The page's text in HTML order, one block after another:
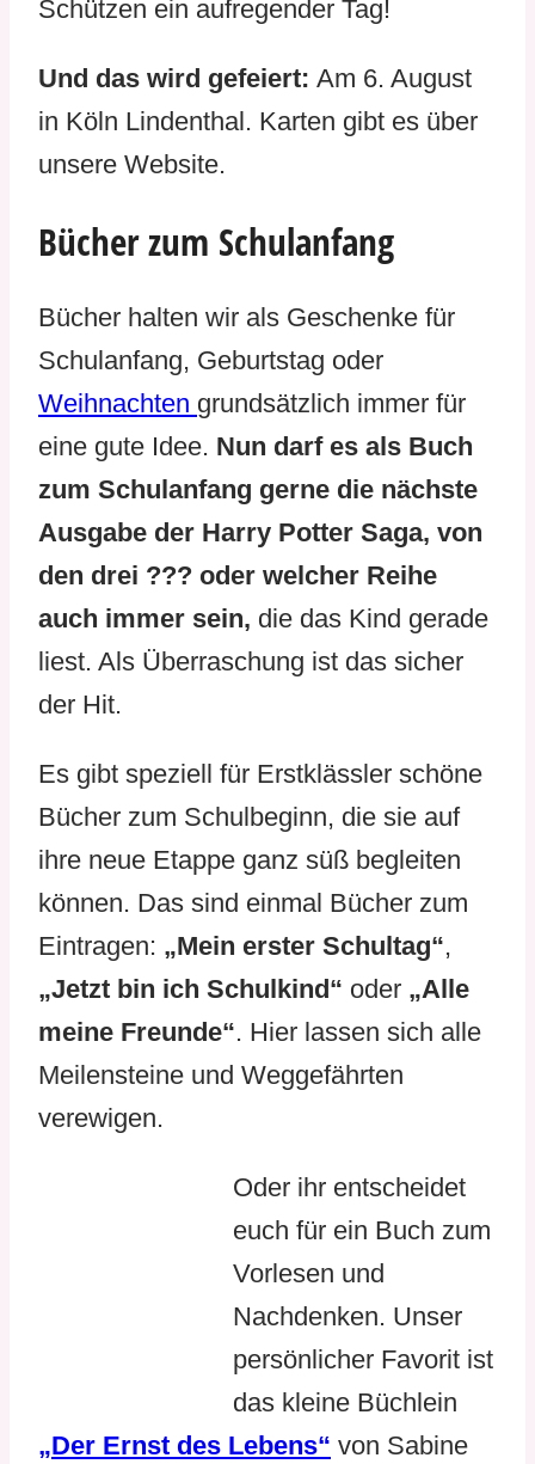
Schützen ein aufregender Tag!
Und das wird gefeiert: Am 6. August
in Köln Lindenthal. Karten gibt es über
unsere Website.
Bücher zum Schulanfang
Bücher halten wir als Geschenke für
Schulanfang, Geburtstag oder
Weihnachten grundsätzlich immer für
eine gute Idee. Nun darf es als Buch
zum Schulanfang gerne die nächste
Ausgabe der Harry Potter Saga, von
den drei ??? oder welcher Reihe
auch immer sein, die das Kind gerade
liest. Als Überraschung ist das sicher
der Hit.
Es gibt speziell für Erstklässler schöne
Bücher zum Schulbeginn, die sie auf
ihre neue Etappe ganz süß begleiten
können. Das sind einmal Bücher zum
Eintragen: „Mein erster Schultag“,
„Jetzt bin ich Schulkind“ oder „Alle
meine Freunde“. Hier lassen sich alle
Meilensteine und Weggefährten
verewigen.
Oder ihr entscheidet
euch für ein Buch zum
Vorlesen und
Nachdenken. Unser
persönlicher Favorit ist
das kleine Büchlein
„Der Ernst des Lebens“ von Sabine